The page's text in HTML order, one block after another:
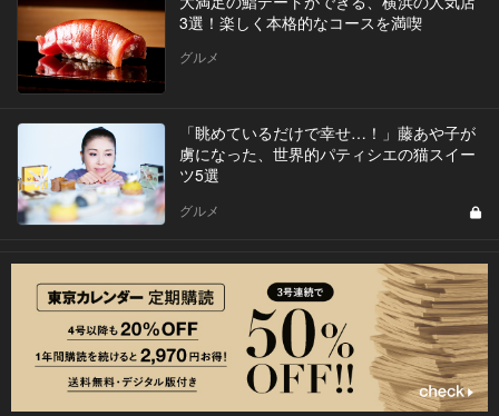
3選！楽しく本格的なコースを満喫
グルメ
「眺めているだけで幸せ…！」藤あや子が
虜になった、世界的パティシエの猫スイー
ツ5選
グルメ